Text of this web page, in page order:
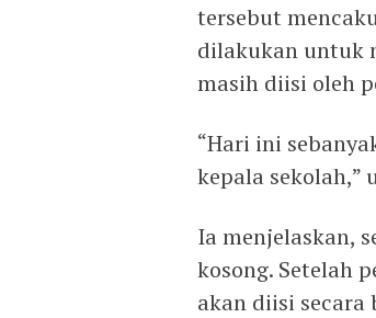
tersebut
dilakukan untuk
masih diisi oleh
“Hari ini
kepala sekolah,”
Ia menjelaskan,
kosong. Setelah
akan diisi